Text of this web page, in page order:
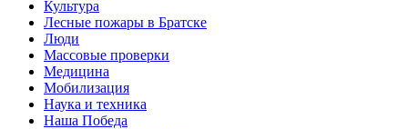
Культура
Лесные пожары в Братске
Люди
Массовые проверки
Медицина
Мобилизация
Наука и техника
Наша Победа